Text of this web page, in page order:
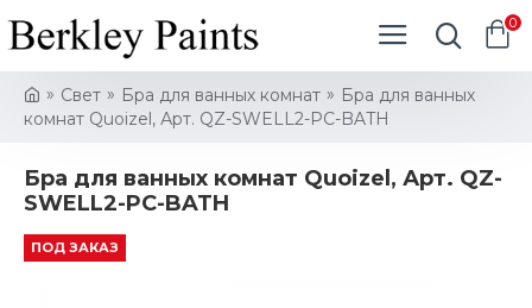
0
Свет Бра для ванных комнат
Бра для ванных
комнат Quoizel, Арт. QZ-SWELL2-PC-BATH
Бра для ванных комнат Quoizel, Арт. QZ-
SWELL2-PC-BATH
ПОД ЗАКАЗ